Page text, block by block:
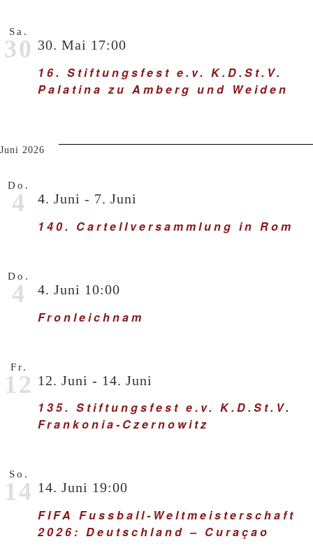
Sa.
30
16. Stiftungsfest e.v. K.D.St.V.
Palatina zu Amberg und Weiden
30. Mai 17:00
Juni 2026
Do.
4
140. Cartellversammlung in Rom
4. Juni - 7. Juni
Do.
4
Fronleichnam
4. Juni 10:00
Fr.
12
135. Stiftungsfest e.v. K.D.St.V.
Frankonia-Czernowitz
12. Juni - 14. Juni
So.
14
FIFA Fussball-Weltmeisterschaft
2026: Deutschland – Curaçao
14. Juni 19:00